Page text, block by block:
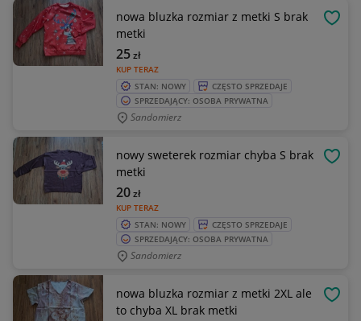
nowa bluzka rozmiar z metki S brak
metki
KUP TERAZ
25zł
STAN: NOWY
CZĘSTO SPRZEDAJE
SPRZEDAJĄCY: OSOBA PRYWATNA
Sandomierz
nowy sweterek rozmiar chyba S brak
metki
KUP TERAZ
20zł
STAN: NOWY
CZĘSTO SPRZEDAJE
SPRZEDAJĄCY: OSOBA PRYWATNA
Sandomierz
nowa bluzka rozmiar z metki 2XL ale
to chyba XL brak metki